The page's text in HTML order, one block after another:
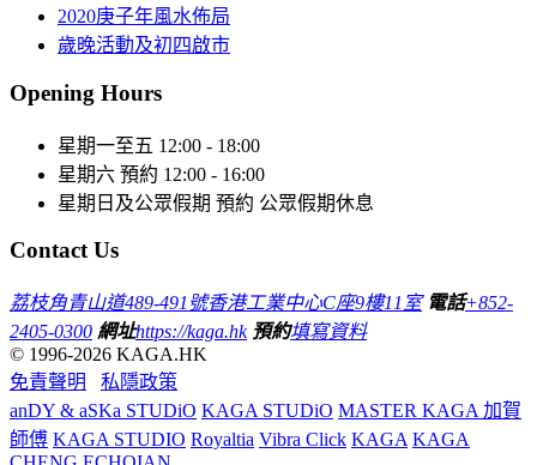
2020庚子年風水佈局
歲晚活動及初四啟市
Opening Hours
星期一至五 12:00 - 18:00
星期六 預約 12:00 - 16:00
星期日及公眾假期 預約 公眾假期休息
Contact Us
荔枝角青山道489-491號香港工業中心C座9樓11室 電話+852-
2405-0300 網址https://kaga.hk 預約填寫資料
© 1996-2026 KAGA.HK
免責聲明
私隱政策
anDY & aSKa STUDiO KAGA STUDiO MASTER KAGA 加賀
師傅 KAGA STUDIO Royaltia Vibra Click KAGA KAGA